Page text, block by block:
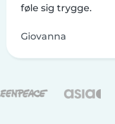
føle sig trygge.
Giovanna